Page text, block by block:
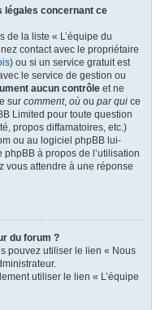
légales concernant ce
de la liste « L’équipe du
contact avec le propriétaire
) ou si un service gratuit est
le service de gestion ou
aucun contrôle et ne
sur comment, où ou par qui ce
Limited pour toute question
propos diffamatoires, etc.)
ou au logiciel phpBB lui-
à propos de l’utilisation
vous attendre à une réponse
du forum ?
pouvez utiliser le lien « Nous
utiliser le lien « L’équipe